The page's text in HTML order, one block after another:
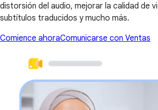
distorsión del audio, mejorar la calidad de
subtítulos traducidos y mucho más.
Comience ahoraComunicarse con Ventas